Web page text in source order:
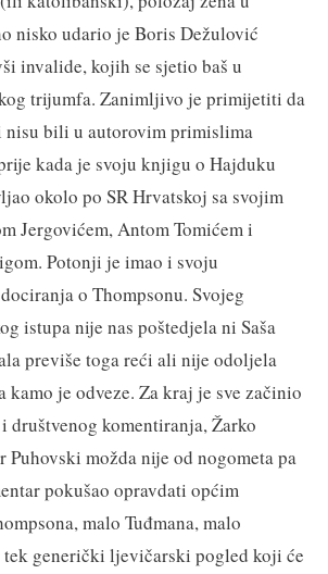
nisko udario je Boris Dežulović
invalide, kojih se sjetio baš u
trijumfa. Zanimljivo je primijetiti da
bili u autorovim primislima
kada je svoju knjigu o Hajduku
okolo po SR Hrvatskoj sa svojim
Jergovićem, Antom Tomićem i
Potonji je imao i svoju
o Thompsonu. Svojeg
istupa nije nas poštedjela ni Saša
previše toga reći ali nije odoljela
kamo je odveze. Za kraj je sve začinio
društvenog komentiranja, Žarko
Puhovski možda nije od nogometa pa
pokušao opravdati općim
malo Tuđmana, malo
generički ljevičarski pogled koji će